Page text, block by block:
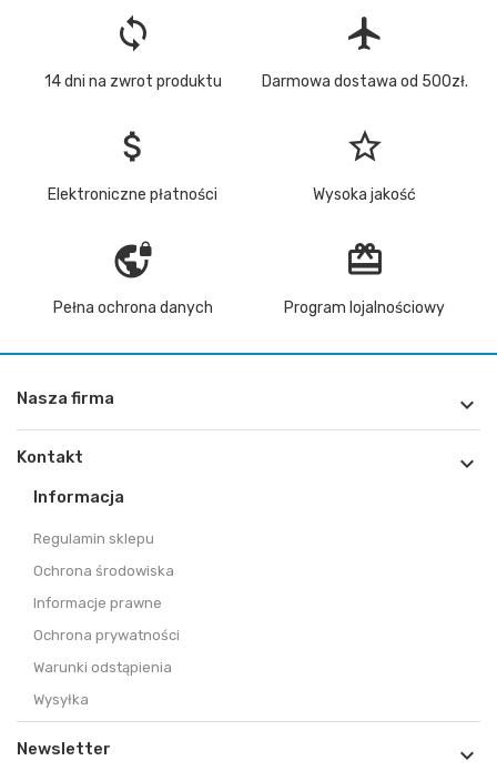
loop
14 dni na zwrot produktu
flight
Darmowa dostawa od 500zł.
attach_money
Elektroniczne płatności
star_border
Wysoka jakość
vpn_lock
Pełna ochrona danych
redeem
Program lojalnościowy
Nasza firma 
Kontakt 
Informacja
Regulamin sklepu
Ochrona środowiska
Informacje prawne
Ochrona prywatności
Warunki odstąpienia
Wysyłka
Newsletter 